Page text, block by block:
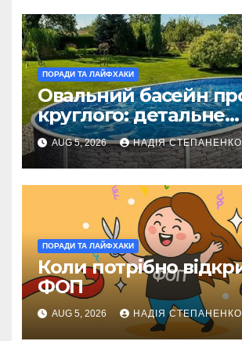
ПОРАДИ ТА ЛАЙФХАКИ
Овальний басейн
круглого: детальне
порівняння
AUG 5, 2026 НАДІЯ СТЕПАНЕНКО
ПОРАДИ ТА ЛАЙФХАКИ
Коли потрібно
ФОП
AUG 5, 2026 НАДІЯ СТЕПАНЕНКО